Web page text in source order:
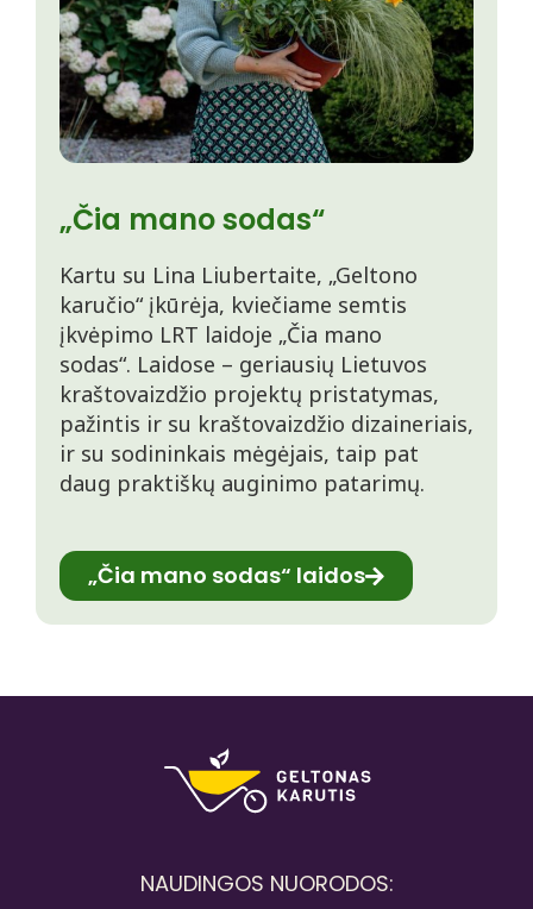
„Čia mano sodas“
Kartu su Lina Liubertaite, „Geltono
karučio“ įkūrėja, kviečiame semtis
įkvėpimo LRT laidoje „Čia mano
sodas“. Laidose – geriausių Lietuvos
kraštovaizdžio projektų pristatymas,
pažintis ir su kraštovaizdžio dizaineriais,
ir su sodininkais mėgėjais, taip pat
daug praktiškų auginimo patarimų.
„Čia mano sodas“ laidos
NAUDINGOS NUORODOS: